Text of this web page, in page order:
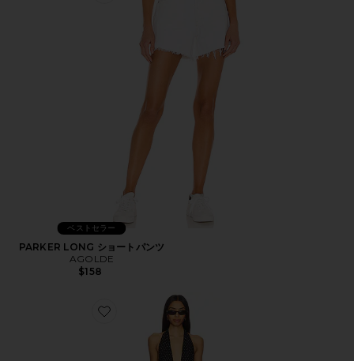
ベストセラー
PARKER LONG ショートパンツ
AGOLDE
$158
Favorite DISTRICT マキシドレス